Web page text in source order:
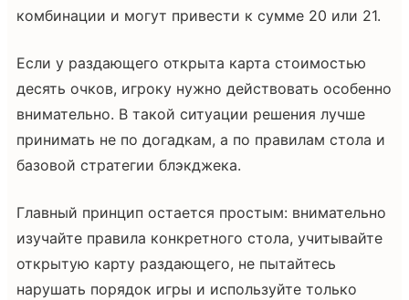
комбинации и могут привести к сумме 20 или 21.
Если у раздающего открыта карта стоимостью
десять очков, игроку нужно действовать особенно
внимательно. В такой ситуации решения лучше
принимать не по догадкам, а по правилам стола и
базовой стратегии блэкджека.
Главный принцип остается простым: внимательно
изучайте правила конкретного стола, учитывайте
открытую карту раздающего, не пытайтесь
нарушать порядок игры и используйте только